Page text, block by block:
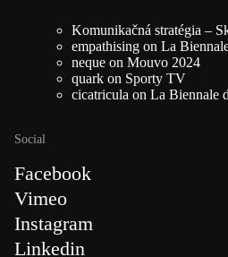
Komunikačná stratégia –
empathising on La
neque on Mouvo 2024
quark on Sporty TV
cicatricula on La Biennale
Social
Facebook
Vimeo
Instagram
Linkedin